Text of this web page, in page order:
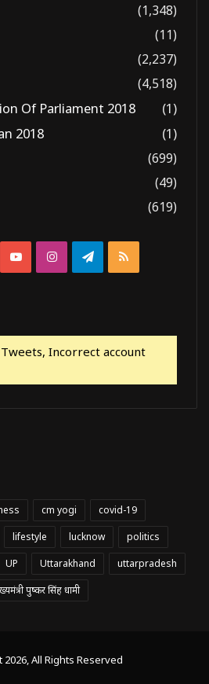
(1,348)
(11)
(2,237)
(4,518)
Of Parliament 2018
(1)
2018
(1)
(699)
(49)
(619)
YouTubeInstagramTelegram
RSS
Incorrect account
cm yogi
covid-19
lifestyle lucknow
politics
UP Uttarakhand
uttarpradesh
पुष्कर सिंह धामी
All Rights Reserved